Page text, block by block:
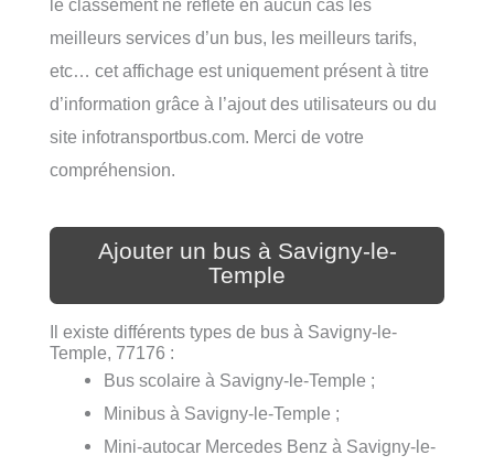
le classement ne reflète en aucun cas les
meilleurs services d’un bus, les meilleurs tarifs,
etc… cet affichage est uniquement présent à titre
d’information grâce à l’ajout des utilisateurs ou du
site infotransportbus.com. Merci de votre
compréhension.
Ajouter un bus à Savigny-le-
Temple
Il existe différents types de bus à Savigny-le-
Temple, 77176 :
Bus scolaire à Savigny-le-Temple ;
Minibus à Savigny-le-Temple ;
Mini-autocar Mercedes Benz à Savigny-le-